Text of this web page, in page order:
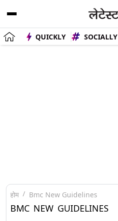
QUICKLY SOCIALLY
होम Bmc New Guidelines
BMC NEW GUIDELINES